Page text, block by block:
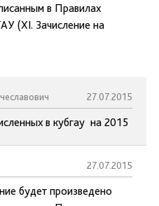
в Правилах
(XI. Зачисление на
27.07.2015
в кубгау на 2015
27.07.2015
будет произведено